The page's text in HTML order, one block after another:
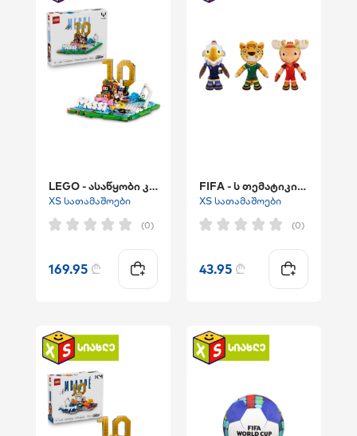
LEGO - ასაწყობი კონსტრუქტური Lionel Messi – ""Soccer Highlights"""
XS სათამაშოები
(0)
169.95 ₾
FIFA - ს თემატიკის რბილი სათამაშო "ფეხბურთის ბურთი"
XS სათამაშოები
(0)
43.95 ₾